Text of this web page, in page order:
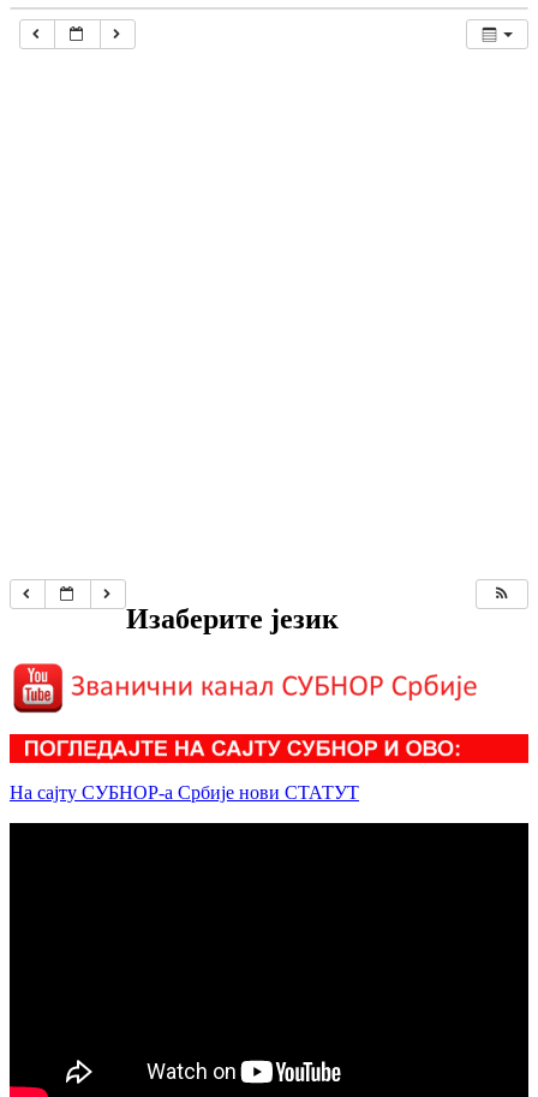
Изаберите језик
На сајту СУБНОР-а Србије нови СТАТУТ